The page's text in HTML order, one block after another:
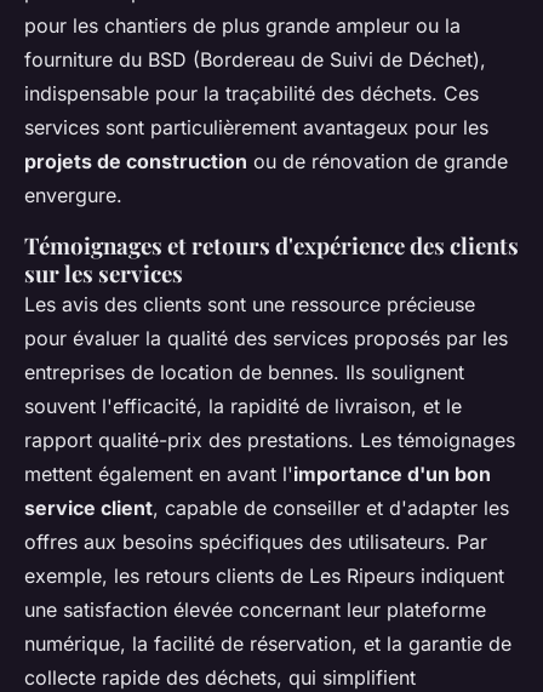
pour les chantiers de plus grande ampleur ou la
fourniture du BSD (Bordereau de Suivi de Déchet),
indispensable pour la traçabilité des déchets. Ces
services sont particulièrement avantageux pour les
projets de construction ou de rénovation de grande
envergure.
Témoignages et retours d'expérience des clients
sur les services
Les avis des clients sont une ressource précieuse
pour évaluer la qualité des services proposés par les
entreprises de location de bennes. Ils soulignent
souvent l'efficacité, la rapidité de livraison, et le
rapport qualité-prix des prestations. Les témoignages
mettent également en avant l'importance d'un bon
service client, capable de conseiller et d'adapter les
offres aux besoins spécifiques des utilisateurs. Par
exemple, les retours clients de Les Ripeurs indiquent
une satisfaction élevée concernant leur plateforme
numérique, la facilité de réservation, et la garantie de
collecte rapide des déchets, qui simplifient